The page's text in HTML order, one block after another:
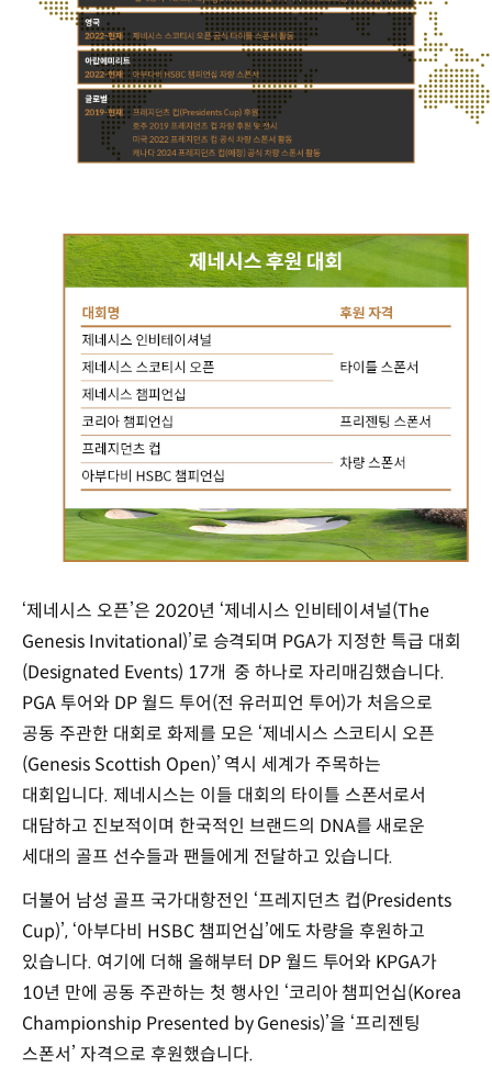
‘제네시스 오픈’은 2020년 ‘제네시스 인비테이셔널(The
Genesis Invitational)’로 승격되며 PGA가 지정한 특급 대회
(Designated Events) 17개 중 하나로 자리매김했습니다.
PGA 투어와 DP 월드 투어(전 유러피언 투어)가 처음으로
공동 주관한 대회로 화제를 모은 ‘제네시스 스코티시 오픈
(Genesis Scottish Open)’ 역시 세계가 주목하는
대회입니다. 제네시스는 이들 대회의 타이틀 스폰서로서
대담하고 진보적이며 한국적인 브랜드의 DNA를 새로운
세대의 골프 선수들과 팬들에게 전달하고 있습니다.
더불어 남성 골프 국가대항전인 ‘프레지던츠 컵(Presidents
Cup)’, ‘아부다비 HSBC 챔피언십’에도 차량을 후원하고
있습니다. 여기에 더해 올해부터 DP 월드 투어와 KPGA가
10년 만에 공동 주관하는 첫 행사인 ‘코리아 챔피언십(Korea
Championship Presented by Genesis)’을 ‘프리젠팅
스폰서’ 자격으로 후원했습니다.